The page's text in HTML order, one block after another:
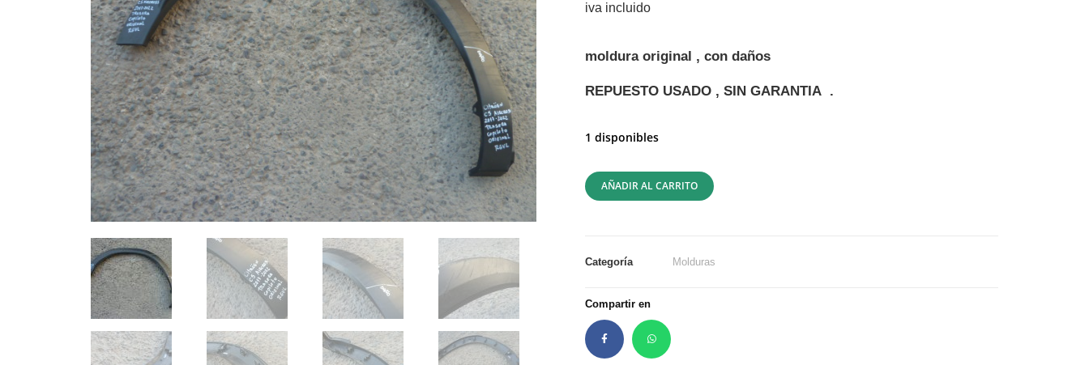
iva incluido
moldura original , con daños
REPUESTO USADO , SIN GARANTIA .
1 disponibles
AÑADIR AL CARRITO
Categoría Molduras
Compartir en